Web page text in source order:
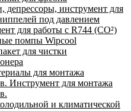
депрессоры, инструмент для
под давлением
для работы с R744 (CO²)
помпы Wipcool
для чистки
для монтажа
Инструмент для монтажа
и климатической